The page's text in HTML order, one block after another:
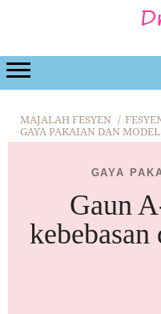
FESYEN
MAJALAH FESYEN
GAYA PAKAIAN DAN MODEL
GAYA
Gaun
kebebasan